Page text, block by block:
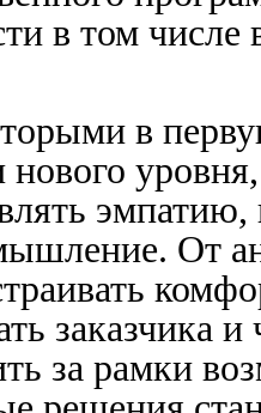
в том
в
эмпатию,
От
заказчика
за рамки